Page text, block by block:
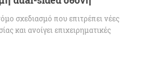
σχεδιασμό που επιτρέπει νέες
και ανοίγει επιχειρηματικές